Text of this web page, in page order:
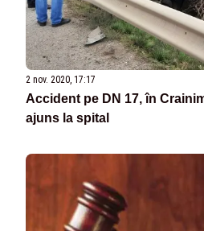
2 nov. 2020, 17:17
Accident pe DN 17, în
ajuns la spital